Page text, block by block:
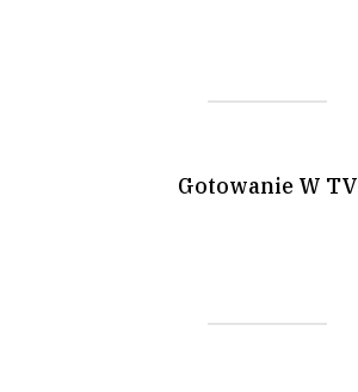
Gotowanie W TV